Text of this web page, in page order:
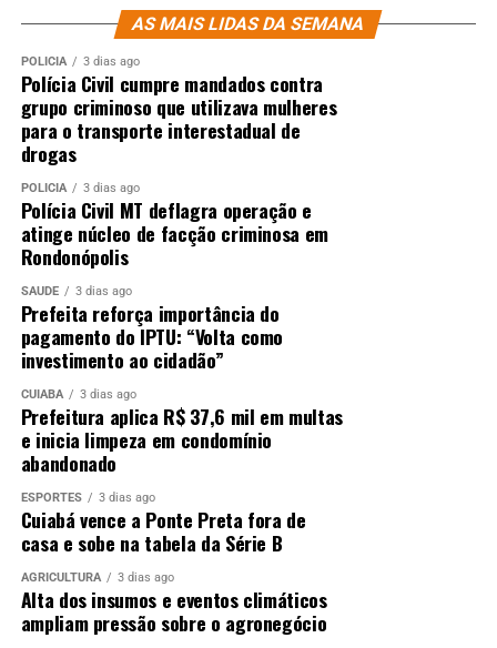
AS MAIS LIDAS DA SEMANA
POLÍCIA 3 dias ago
Polícia Civil cumpre mandados contra
grupo criminoso que utilizava mulheres
para o transporte interestadual de
drogas
POLÍCIA 3 dias ago
Polícia Civil MT deflagra operação e
atinge núcleo de facção criminosa em
Rondonópolis
SAÚDE 3 dias ago
Prefeita reforça importância do
pagamento do IPTU: “Volta como
investimento ao cidadão”
CUIABÁ 3 dias ago
Prefeitura aplica R$ 37,6 mil em multas
e inicia limpeza em condomínio
abandonado
ESPORTES 3 dias ago
Cuiabá vence a Ponte Preta fora de
casa e sobe na tabela da Série B
AGRICULTURA 3 dias ago
Alta dos insumos e eventos climáticos
ampliam pressão sobre o agronegócio